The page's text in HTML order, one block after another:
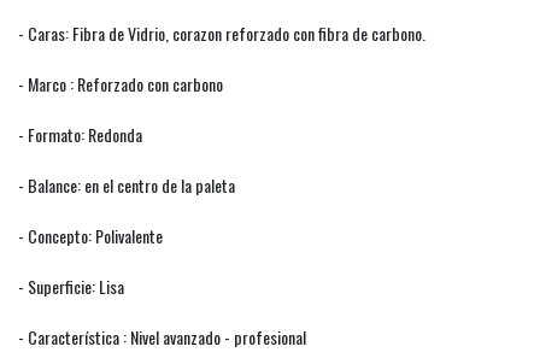
- Caras: Fibra de Vidrio, corazon reforzado con fibra de carbono.
- Marco : Reforzado con carbono
- Formato: Redonda
- Balance: en el centro de la paleta
- Concepto: Polivalente
- Superficie: Lisa
- Característica : Nivel avanzado - profesional